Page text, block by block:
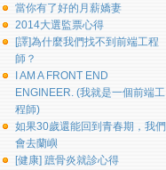
當你有了好的月薪嬌妻
2014大選監票心得
[譯]為什麼我們找不到前端工程
師？
I AM A FRONT END
ENGINEER. (我就是一個前端工
程師)
如果30歲還能回到青春期，我們
會去蘭嶼
[健康] 蹠骨炎就診心得